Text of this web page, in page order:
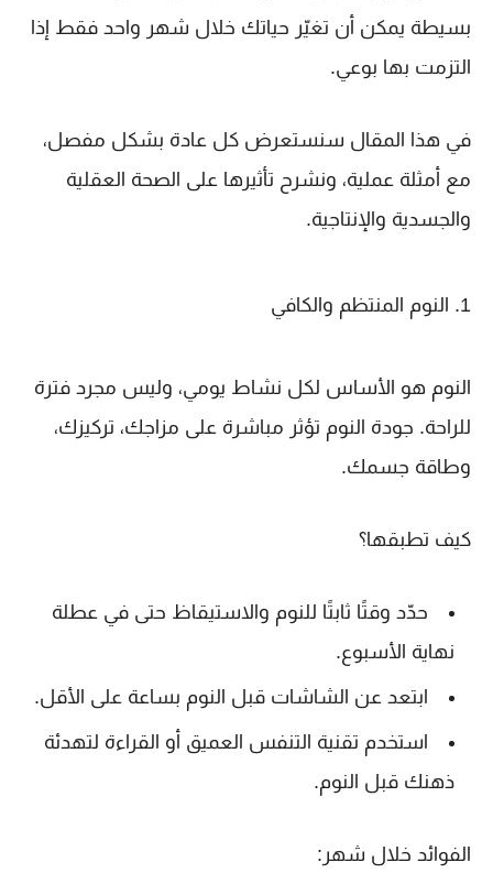
بسيطة يمكن أن تغيّر حياتك خلال شهر واحد فقط إذا
التزمت بها بوعي.
في هذا المقال سنستعرض كل عادة بشكل مفصل،
مع أمثلة عملية، ونشرح تأثيرها على الصحة العقلية
والجسدية والإنتاجية.
1. النوم المنتظم والكافي
النوم هو الأساس لكل نشاط يومي، وليس مجرد فترة
للراحة. جودة النوم تؤثر مباشرة على مزاجك، تركيزك،
وطاقة جسمك.
كيف تطبقها؟
حدّد وقتًا ثابتًا للنوم والاستيقاظ حتى في عطلة
نهاية الأسبوع.
ابتعد عن الشاشات قبل النوم بساعة على الأقل.
استخدم تقنية التنفس العميق أو القراءة لتهدئة
ذهنك قبل النوم.
الفوائد خلال شهر: